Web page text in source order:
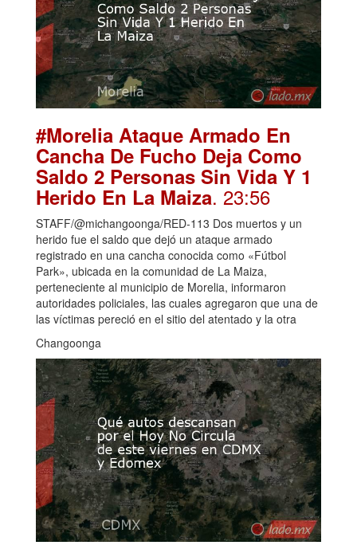
#Morelia Ataque Armado En
Cancha De Fucho Deja Como
Saldo 2 Personas Sin Vida Y 1
Herido En La Maiza. 23:56
STAFF/@michangoonga/RED-113 Dos muertos y un
herido fue el saldo que dejó un ataque armado
registrado en una cancha conocida como «Fútbol
Park», ubicada en la comunidad de La Maiza,
perteneciente al municipio de Morelia, informaron
autoridades policiales, las cuales agregaron que una de
las víctimas pereció en el sitio del atentado y la otra
Changoonga